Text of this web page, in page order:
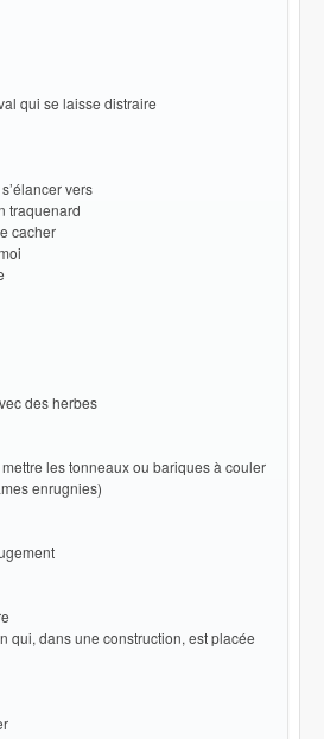
qui se laisse distraire
vers
traquenard
cacher
des herbes
les tonneaux ou bariques à couler
enrugnies)
qui, dans une construction, est placée